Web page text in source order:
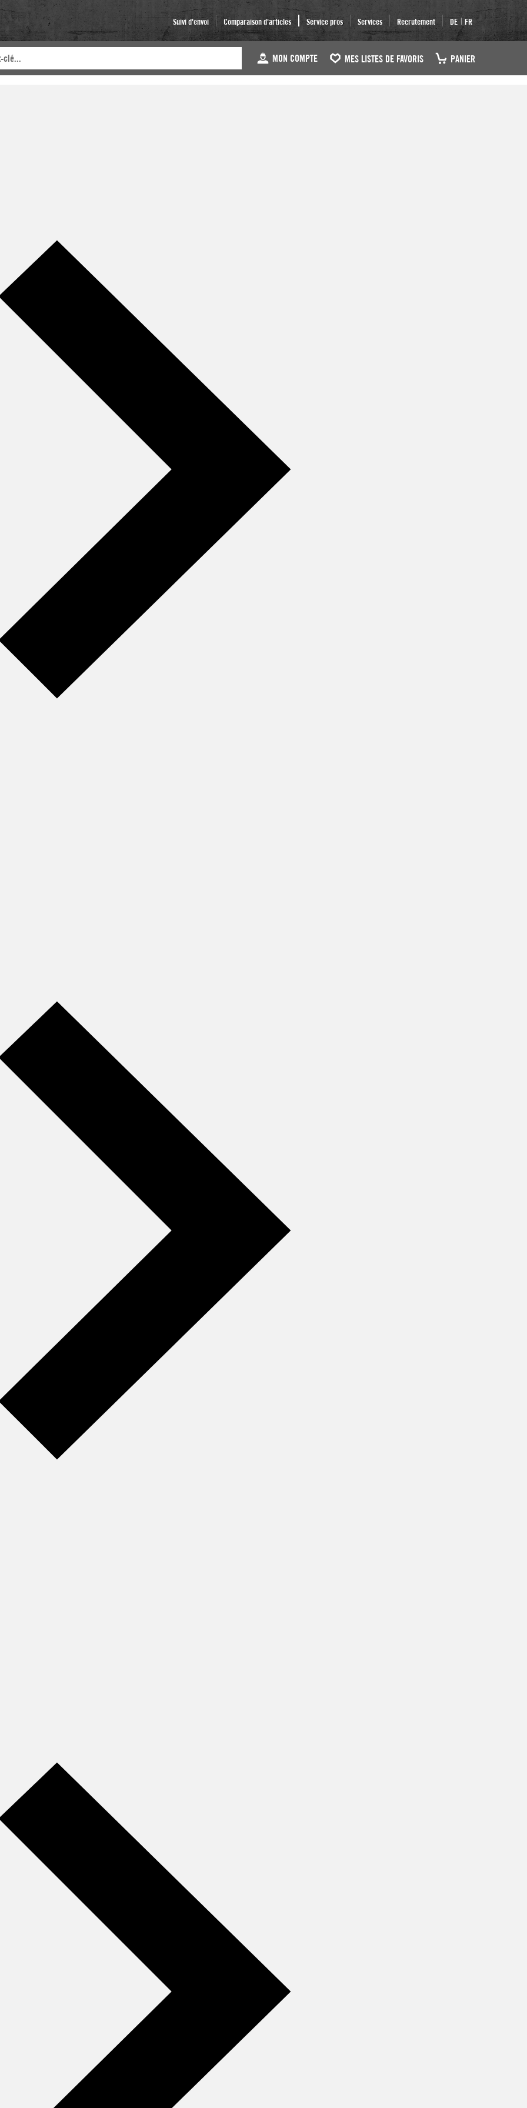
Suivi d'envoi Comparaison d'articles Service pros Services Recrutement DE | FR
MON COMPTE MES LISTES DE FAVORIS PANIER